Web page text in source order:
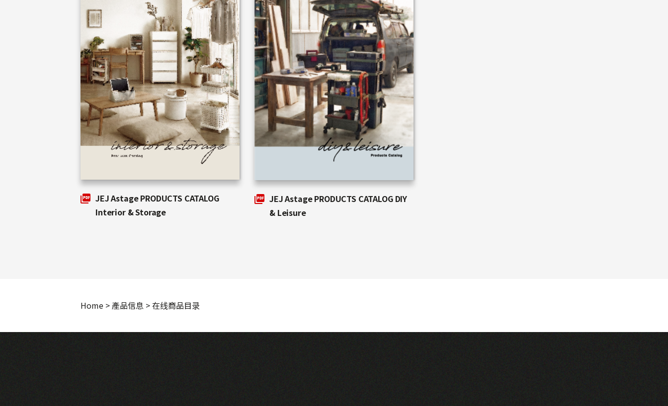
JEJ Astage PRODUCTS CATALOG
Interior & Storage
JEJ Astage PRODUCTS CATALOG DIY
& Leisure
Home >產品信息 >在线商品目录